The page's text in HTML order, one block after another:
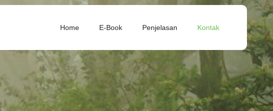
Home E-Book Penjelasan Kontak